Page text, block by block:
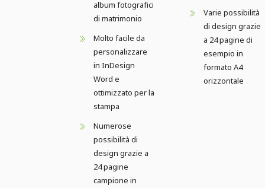
album fotografici
di matrimonio
Molto facile da
personalizzare
in InDesign
Word e
ottimizzato per la
stampa
Numerose
possibilità di
design grazie a
24 pagine
campione in
Varie possibilità
di design grazie
a 24 pagine di
esempio in
formato A4
orizzontale